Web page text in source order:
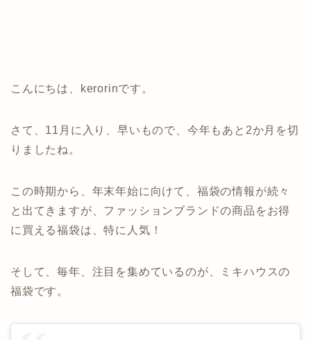
こんにちは、kerorinです。
さて、11月に入り、早いもので、今年もあと2か月を切
りましたね。
この時期から、年末年始に向けて、福袋の情報が続々
と出てきますが、ファッションブランドの商品をお得
に買える福袋は、特に人気！
そして、毎年、注目を集めているのが、ミキハウスの
福袋です。